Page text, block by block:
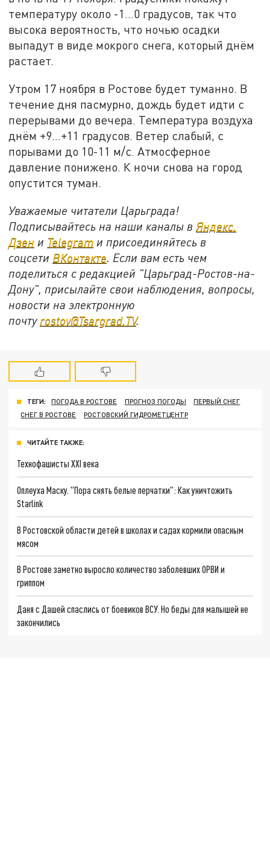
температуру около -1…0 градусов, так что
высока вероятность, что ночью осадки
выпадут в виде мокрого снега, который днём
растает.
Утром 17 ноября в Ростове будет туманно. В
течение дня пасмурно, дождь будет идти с
перерывами до вечера. Температура воздуха
днём +9…+11 градусов. Ветер слабый, с
порывами до 10-11 м/с. Атмосферное
давление понижено. К ночи снова на город
опустится туман.
Уважаемые читатели Царьграда!
Подписывайтесь на наши каналы вЯндекс.
Дзен и Telegram и присоединяйтесь в
соцсети ВКонтакте. Если вам есть чем
поделиться с редакцией "Царьград-Ростов-на-
Дону", присылайте свои наблюдения, вопросы,
новости на электронную
почту rostov@Tsargrad.ТV.
ТЕГИ: ПОГОДА В РОСТОВЕ ПРОГНОЗ ПОГОДЫ
ПЕРВЫЙ СНЕГ
СНЕГ В РОСТОВЕ
РОСТОВСКИЙ ГИДРОМЕТЦЕНТР
ЧИТАЙТЕ ТАКЖЕ:
Технофашисты XXI века
Оплеуха Маску. "Пора снять белые перчатки": Как уничтожить
Starlink
В Ростовской области детей в школах и садах кормили опасным
мясом
В Ростове заметно выросло количество заболевших ОРВИ и
гриппом
Даня с Дашей спаслись от боевиков ВСУ. Но беды для малышей не
закончились